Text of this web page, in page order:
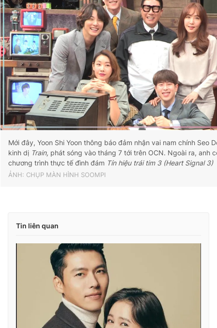
Mới đây, Yoon Shi Yoon thông báo đảm nhận vai nam chính Seo
kinh dị Train, phát sóng vào tháng 7 tới trên OCN. Ngoài ra, anh
chương trình thực tế đình đám Tín hiệu trái tim 3 (Heart Signal 3)
ẢNH: CHỤP MÀN HÌNH SOOMPI
Tin liên quan